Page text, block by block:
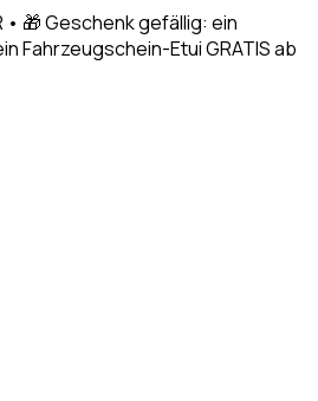
🎁 Geschenk gefällig: ein
Fahrzeugschein-Etui GRATIS ab